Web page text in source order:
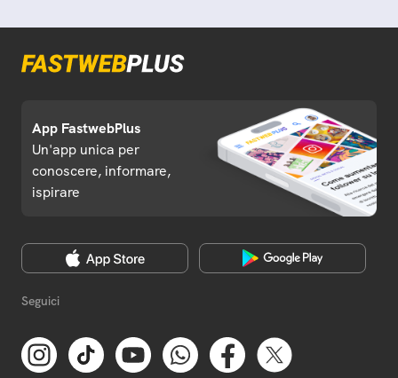
App FastwebPlus
Un'app unica per
conoscere, informare,
ispirare
Seguici